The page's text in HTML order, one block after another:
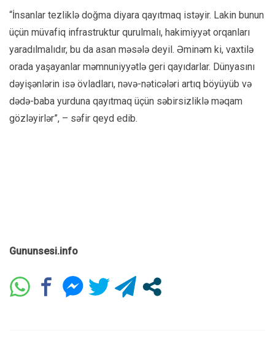
“İnsanlar tezliklə doğma diyara qayıtmaq istəyir. Lakin bunun
üçün müvafiq infrastruktur qurulmalı, hakimiyyət orqanları
yaradılmalıdır, bu da asan məsələ deyil. Əminəm ki, vaxtilə
orada yaşayanlar məmnuniyyətlə geri qayıdarlar. Dünyasını
dəyişənlərin isə övladları, nəvə-nəticələri artıq böyüyüb və
dədə-baba yurduna qayıtmaq üçün səbirsizliklə məqam
gözləyirlər”, – səfir qeyd edib.
Gununsesi.info